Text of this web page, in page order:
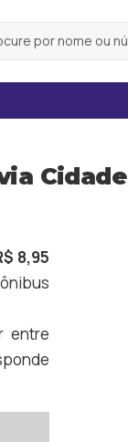
Cidade
8,95
entre